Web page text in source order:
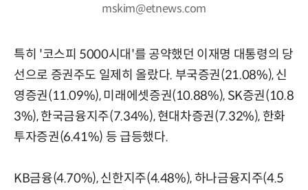
mskim@etnews.com
특히 '코스피 5000시대'를 공약했던 이재명 대통령의 당
선으로 증권주도 일제히 올랐다. 부국증권(21.08%), 신
영증권(11.09%), 미래에셋증권(10.88%), SK증권(10.8
3%), 한국금융지주(7.34%), 현대차증권(7.32%), 한화
투자증권(6.41%) 등 급등했다.
KB금융(4.70%), 신한지주(4.48%), 하나금융지주(4.5